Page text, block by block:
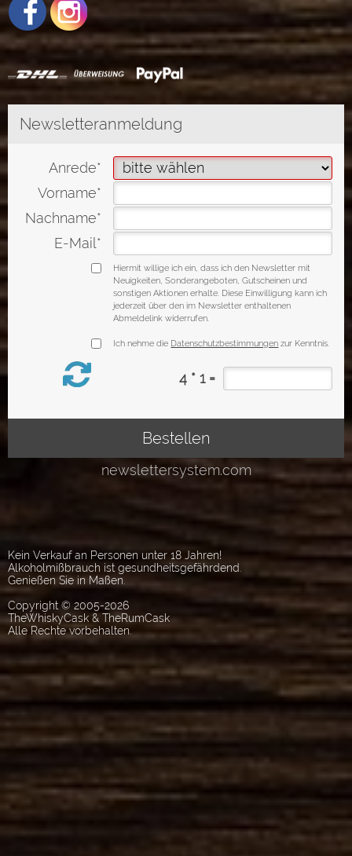
Kein Verkauf an Personen unter 18 Jahren!
Alkoholmißbrauch ist gesundheitsgefährdend.
Genießen Sie in Maßen.
Copyright © 2005-2026
TheWhiskyCask & TheRumCask
Alle Rechte vorbehalten.